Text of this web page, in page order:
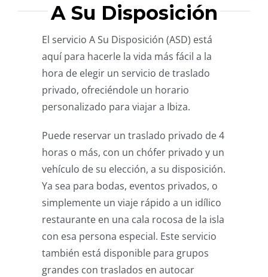
A Su Disposición
El servicio A Su Disposición (ASD) está
aquí para hacerle la vida más fácil a la
hora de elegir un servicio de traslado
privado, ofreciéndole un horario
personalizado para viajar a Ibiza.
Puede reservar un traslado privado de 4
horas o más, con un chófer privado y un
vehículo de su elección, a su disposición.
Ya sea para bodas, eventos privados, o
simplemente un viaje rápido a un idílico
restaurante en una cala rocosa de la isla
con esa persona especial. Este servicio
también está disponible para grupos
grandes con traslados en autocar